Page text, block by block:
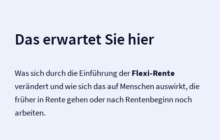
Das erwartet Sie hier
Was sich durch die Einführung derFlexi-Rente
verändert und wie sich das auf Menschen auswirkt, die
früher in Rente gehen oder nach Rentenbeginn noch
arbeiten.